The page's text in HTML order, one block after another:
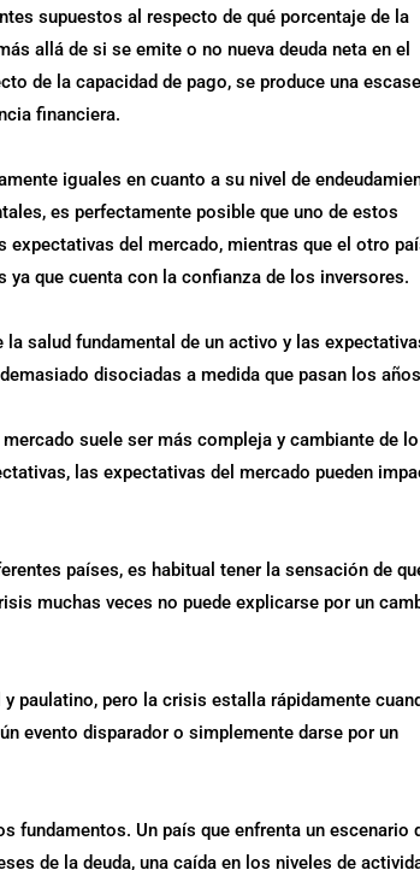
supuestos al respecto de qué porcentaje de la
allá de si se emite o no nueva deuda neta en el
de la capacidad de pago, se produce una
financiera.
iguales en cuanto a su nivel de
es perfectamente posible que uno de estos
del mercado, mientras que el otro
que cuenta con la confianza de los inversores.
salud fundamental de un activo y las
disociadas a medida que pasan los
suele ser más compleja y cambiante de
las expectativas del mercado pueden
países, es habitual tener la sensación de
muchas veces no puede explicarse por un
paulatino, pero la crisis estalla rápidamente
evento disparador o simplemente darse por un
fundamentos. Un país que enfrenta un escenario
de la deuda, una caída en los niveles de